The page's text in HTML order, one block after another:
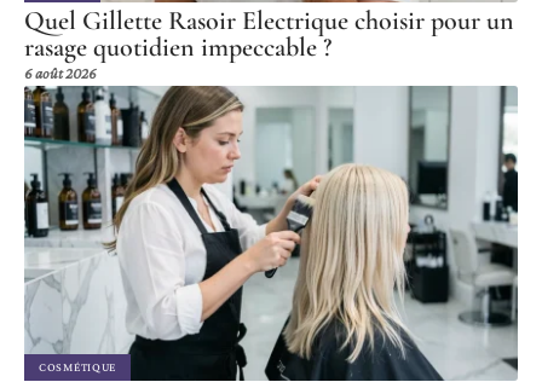
Quel Gillette Rasoir Electrique choisir pour un
rasage quotidien impeccable ?
6 août 2026
COSMÉTIQUE